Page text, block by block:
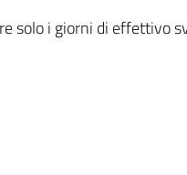
solo i giorni di effettivo